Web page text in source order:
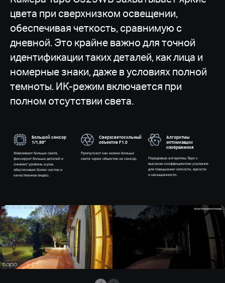
цвета при сверхнизком освещении,
обеспечивая четкость, сравнимую с
дневной. Это крайне важно для точной
идентификации таких деталей, как лица и
номерные знаки, даже в условиях полной
темноты. ИК-режим включается при
полном отсутствии света.
Большой сенсор
1/1,88"
Улавливает больше света,
фиксирует больше деталей и
снижает уровень шума,
обеспечивая более чистое и
качественное видео.
Сверхсветосильный
объектив F1.0
Пропускает как можно больше
света через объектив на сенсор.
Алгоритмы
оптимизации
изображения
Передовые алгоритмы Tapo с
высоким коэффициентом усиления
для повышения четкости, яркости
и насыщенности.